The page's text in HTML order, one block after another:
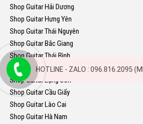
Shop Guitar Hải Dương
Shop Guitar Hưng Yên
Shop Guitar Thái Nguyên
Shop Guitar Bắc Giang
Shop Guitar Thái Bình
Shop Guitar Nam Định
Shop Guitar Lạng Sơn
Shop Guitar Cầu Giấy
Shop Guitar Lào Cai
Shop Guitar Hà Nam
HOTLINE - ZALO : 096.816.2095